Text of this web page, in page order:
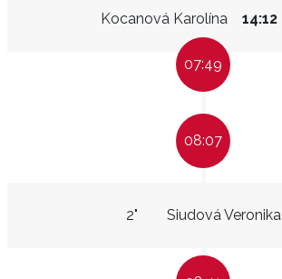
Kocanová Karolína 14:12
07:49
08:07
Siudová Veronika
2"